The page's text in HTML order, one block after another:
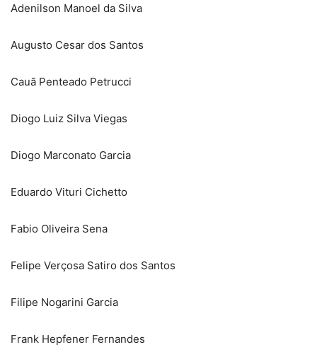
Adenilson Manoel da Silva
Augusto Cesar dos Santos
Cauã Penteado Petrucci
Diogo Luiz Silva Viegas
Diogo Marconato Garcia
Eduardo Vituri Cichetto
Fabio Oliveira Sena
Felipe Verçosa Satiro dos Santos
Filipe Nogarini Garcia
Frank Hepfener Fernandes